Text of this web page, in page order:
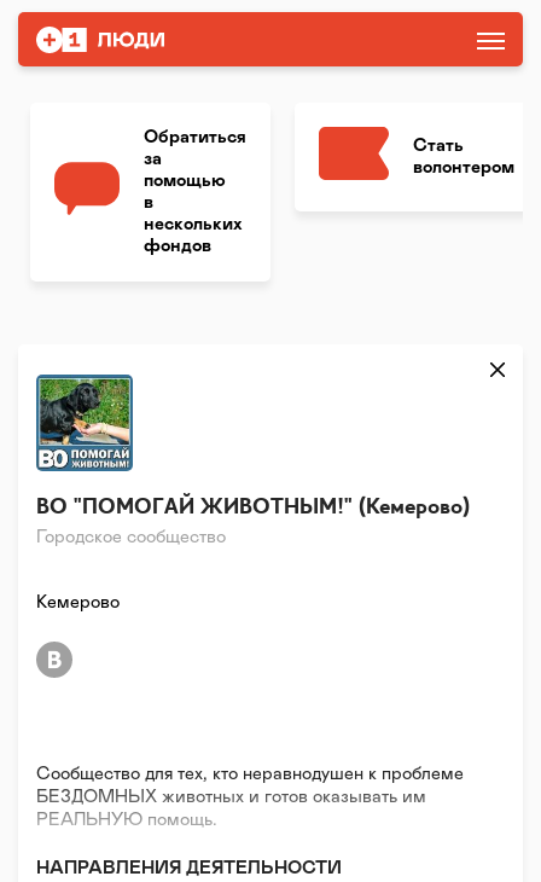
Обратиться
за
помощью
в
нескольких
фондов
Стать
волонтером
Городское сообщество
ВО "ПОМОГАЙ ЖИВОТНЫМ!" (Кемерово)
Сообщество для тех, кто неравнодушен к проблеме
БЕЗДОМНЫХ животных и готов оказывать им
РЕАЛЬНУЮ помощь.
НАПРАВЛЕНИЯ ДЕЯТЕЛЬНОСТИ
Кемерово